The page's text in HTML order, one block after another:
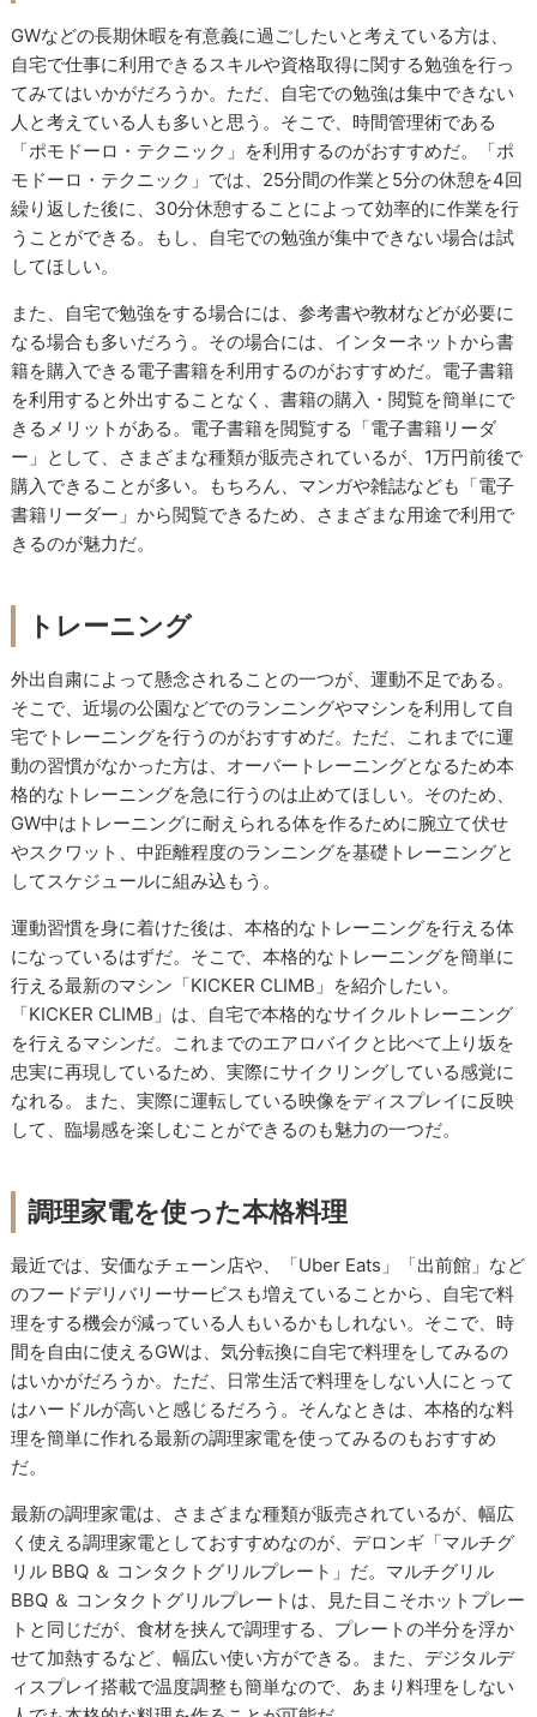
GWなどの長期休暇を有意義に過ごしたいと考えている方は、
自宅で仕事に利用できるスキルや資格取得に関する勉強を行っ
てみてはいかがだろうか。ただ、自宅での勉強は集中できない
人と考えている人も多いと思う。そこで、時間管理術である
「ポモドーロ・テクニック」を利用するのがおすすめだ。「ポ
モドーロ・テクニック」では、25分間の作業と5分の休憩を4回
繰り返した後に、30分休憩することによって効率的に作業を行
うことができる。もし、自宅での勉強が集中できない場合は試
してほしい。
また、自宅で勉強をする場合には、参考書や教材などが必要に
なる場合も多いだろう。その場合には、インターネットから書
籍を購入できる電子書籍を利用するのがおすすめだ。電子書籍
を利用すると外出することなく、書籍の購入・閲覧を簡単にで
きるメリットがある。電子書籍を閲覧する「電子書籍リーダ
ー」として、さまざまな種類が販売されているが、1万円前後で
購入できることが多い。もちろん、マンガや雑誌なども「電子
書籍リーダー」から閲覧できるため、さまざまな用途で利用で
きるのが魅力だ。
トレーニング
外出自粛によって懸念されることの一つが、運動不足である。
そこで、近場の公園などでのランニングやマシンを利用して自
宅でトレーニングを行うのがおすすめだ。ただ、これまでに運
動の習慣がなかった方は、オーバートレーニングとなるため本
格的なトレーニングを急に行うのは止めてほしい。そのため、
GW中はトレーニングに耐えられる体を作るために腕立て伏せ
やスクワット、中距離程度のランニングを基礎トレーニングと
してスケジュールに組み込もう。
運動習慣を身に着けた後は、本格的なトレーニングを行える体
になっているはずだ。そこで、本格的なトレーニングを簡単に
行える最新のマシン「KICKER CLIMB」を紹介したい。
「KICKER CLIMB」は、自宅で本格的なサイクルトレーニング
を行えるマシンだ。これまでのエアロバイクと比べて上り坂を
忠実に再現しているため、実際にサイクリングしている感覚に
なれる。また、実際に運転している映像をディスプレイに反映
して、臨場感を楽しむことができるのも魅力の一つだ。
調理家電を使った本格料理
最近では、安価なチェーン店や、「Uber Eats」「出前館」など
のフードデリバリーサービスも増えていることから、自宅で料
理をする機会が減っている人もいるかもしれない。そこで、時
間を自由に使えるGWは、気分転換に自宅で料理をしてみるの
はいかがだろうか。ただ、日常生活で料理をしない人にとって
はハードルが高いと感じるだろう。そんなときは、本格的な料
理を簡単に作れる最新の調理家電を使ってみるのもおすすめ
だ。
最新の調理家電は、さまざまな種類が販売されているが、幅広
く使える調理家電としておすすめなのが、デロンギ「マルチグ
リル BBQ ＆ コンタクトグリルプレート」だ。マルチグリル
BBQ ＆ コンタクトグリルプレートは、見た目こそホットプレー
トと同じだが、食材を挟んで調理する、プレートの半分を浮か
せて加熱するなど、幅広い使い方ができる。また、デジタルデ
ィスプレイ搭載で温度調整も簡単なので、あまり料理をしない